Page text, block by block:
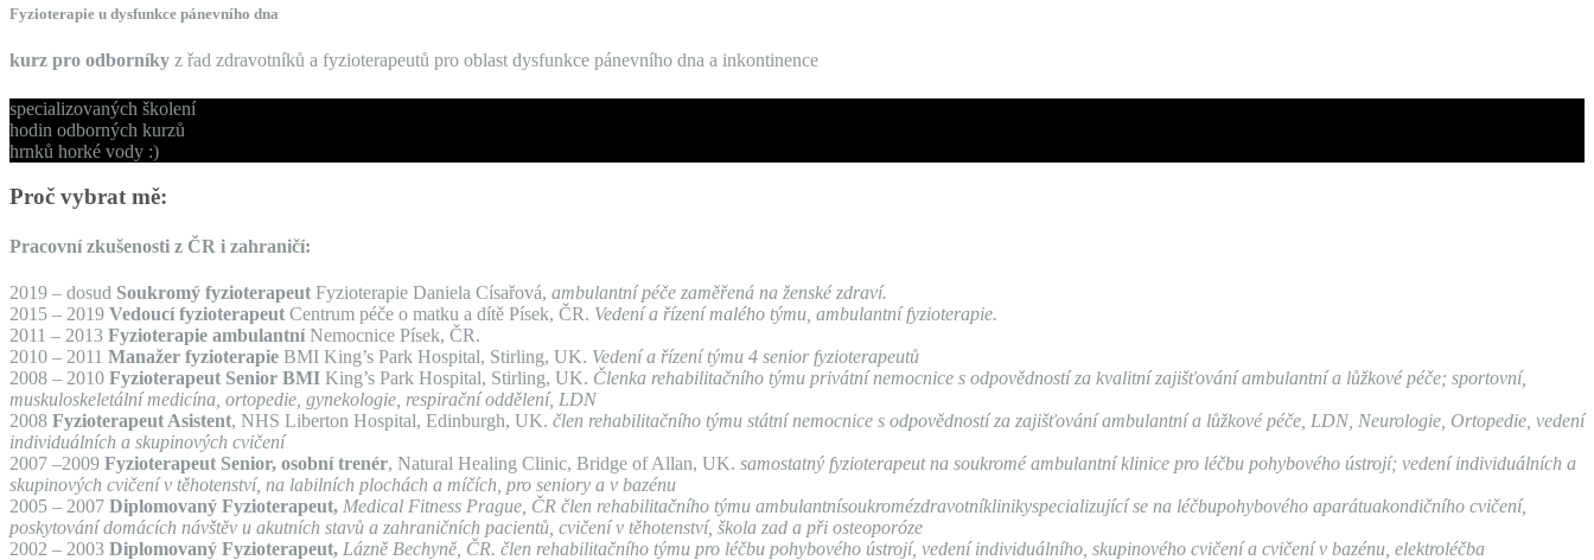
Fyzioterapie u dysfunkce pánevního dna
kurz pro odborníky z řad zdravotníků a fyzioterapeutů pro oblast dysfunkce pánevního dna a inkontinence
specializovaných školení
hodin odborných kurzů
hrnků horké vody :)
Proč vybrat mě:
Pracovní zkušenosti z ČR i zahraničí:
2019 – dosud Soukromý fyzioterapeut Fyzioterapie Daniela Císařová, ambulantní péče zaměřená na ženské zdraví.
2015 – 2019 Vedoucí fyzioterapeut Centrum péče o matku a dítě Písek, ČR. Vedení a řízení malého týmu, ambulantní fyzioterapie.
2011 – 2013 Fyzioterapie ambulantníNemocnice Písek, ČR.
2010 – 2011 Manažer fyzioterapie BMI King’s Park Hospital, Stirling, UK. Vedení a řízení týmu 4 senior fyzioterapeutů
2008 – 2010 Fyzioterapeut Senior BMI King’s Park Hospital, Stirling, UK. Členka rehabilitačního týmu privátní nemocnice s odpovědností za kvalitní zajišťování ambulantní a lůžkové péče; sportovní,
muskuloskeletální medicína, ortopedie, gynekologie, respirační oddělení, LDN
2008 Fyzioterapeut Asistent, NHS Liberton Hospital, Edinburgh, UK. člen rehabilitačního týmu státní nemocnice s odpovědností za zajišťování ambulantní a lůžkové péče, LDN, Neurologie, Ortopedie, vedení
individuálních a skupinových cvičení
2007 –2009 Fyzioterapeut Senior, osobní trenér, Natural Healing Clinic, Bridge of Allan, UK. samostatný fyzioterapeut na soukromé ambulantní klinice pro léčbu pohybového ústrojí; vedení individuálních a
skupinových cvičení v těhotenství, na labilních plochách a míčích, pro seniory a v bazénu
2005 – 2007 Diplomovaný Fyzioterapeut, Medical Fitness Prague, ČR člen rehabilitačního týmu ambulantnísoukromézdravotníklinikyspecializující se na léčbupohybového aparátuakondičního cvičení,
poskytování domácích návštěv u akutních stavů a zahraničních pacientů, cvičení v těhotenství, škola zad a při osteoporóze
2002 – 2003 Diplomovaný Fyzioterapeut, Lázně Bechyně, ČR. člen rehabilitačního týmu pro léčbu pohybového ústrojí, vedení individuálního, skupinového cvičení a cvičení v bazénu, elektroléčba